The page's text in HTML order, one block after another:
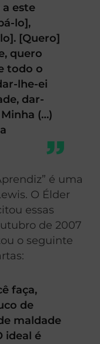
este
lo],
[Quero]
quero
todo o
lhe-ei
dar-
(…)
é uma
O Élder
essas
de 2007
o seguinte
faça,
de
maldade
ideal é